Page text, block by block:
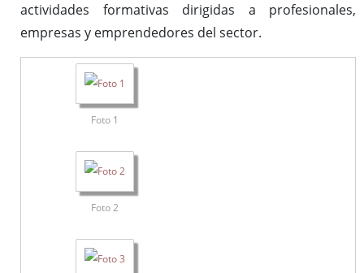
actividades formativas dirigidas a profesionales,
empresas y emprendedores del sector.
Foto 1
Foto 2